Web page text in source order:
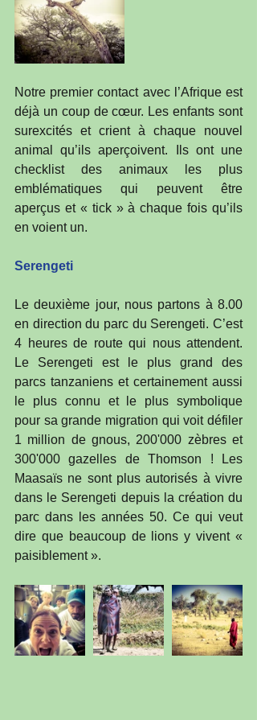
Notre premier contact avec l’Afrique est
déjà un coup de cœur. Les enfants sont
surexcités et crient à chaque nouvel
animal qu’ils aperçoivent. Ils ont une
checklist des animaux les plus
emblématiques qui peuvent être
aperçus et « tick » à chaque fois qu’ils
en voient un.
Serengeti
Le deuxième jour, nous partons à 8.00
en direction du parc du Serengeti. C’est
4 heures de route qui nous attendent.
Le Serengeti est le plus grand des
parcs tanzaniens et certainement aussi
le plus connu et le plus symbolique
pour sa grande migration qui voit défiler
1 million de gnous, 200'000 zèbres et
300'000 gazelles de Thomson ! Les
Maasaïs ne sont plus autorisés à vivre
dans le Serengeti depuis la création du
parc dans les années 50. Ce qui veut
dire que beaucoup de lions y vivent «
paisiblement ».